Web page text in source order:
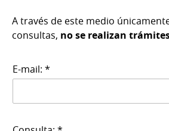
A través de este medio
consultas, no se realizan
E-mail: *